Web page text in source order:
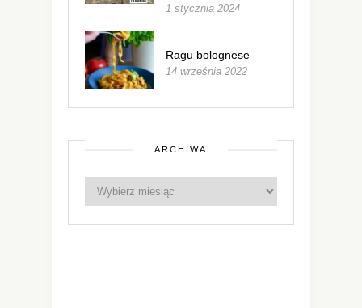
1 stycznia 2024
Ragu bolognese
14 września 2022
ARCHIWA